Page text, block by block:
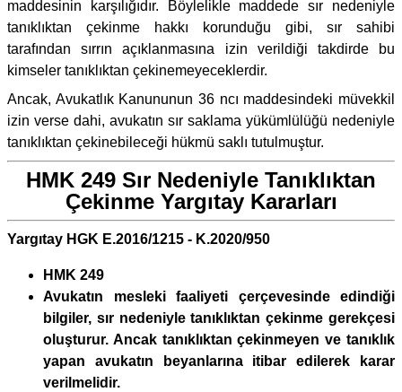
maddesinin karşılığıdır. Böylelikle maddede sır nedeniyle
tanıklıktan çekinme hakkı korunduğu gibi, sır sahibi
tarafından sırrın açıklanmasına izin verildiği takdirde bu
kimseler tanıklıktan çekinemeyeceklerdir.
Ancak, Avukatlık Kanununun 36 ncı maddesindeki müvekkil
izin verse dahi, avukatın sır saklama yükümlülüğü nedeniyle
tanıklıktan çekinebileceği hükmü saklı tutulmuştur.
HMK 249 Sır Nedeniyle Tanıklıktan
Çekinme Yargıtay Kararları
Yargıtay HGK E.2016/1215 - K.2020/950
HMK 249
Avukatın mesleki faaliyeti çerçevesinde edindiği
bilgiler, sır nedeniyle tanıklıktan çekinme gerekçesi
oluşturur. Ancak tanıklıktan çekinmeyen ve tanıklık
yapan avukatın beyanlarına itibar edilerek karar
verilmelidir.